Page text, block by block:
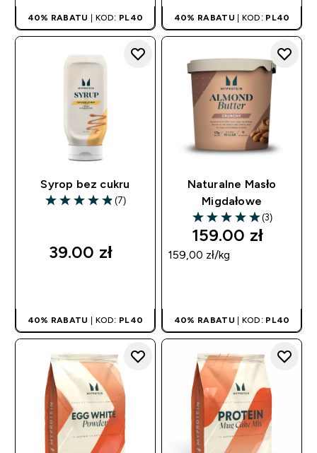
40% RABATU | KOD: PL40 40% RABATU | KOD: PL40
Syrop bez cukru
4.86 out of 5 stars
(7)
39.00 zł‎
40% RABATU | KOD: PL40
Naturalne Masło
Migdałowe
5 out of 5 stars
(3)
159.00 zł‎
159,00 zł‎/kg
40% RABATU | KOD: PL40